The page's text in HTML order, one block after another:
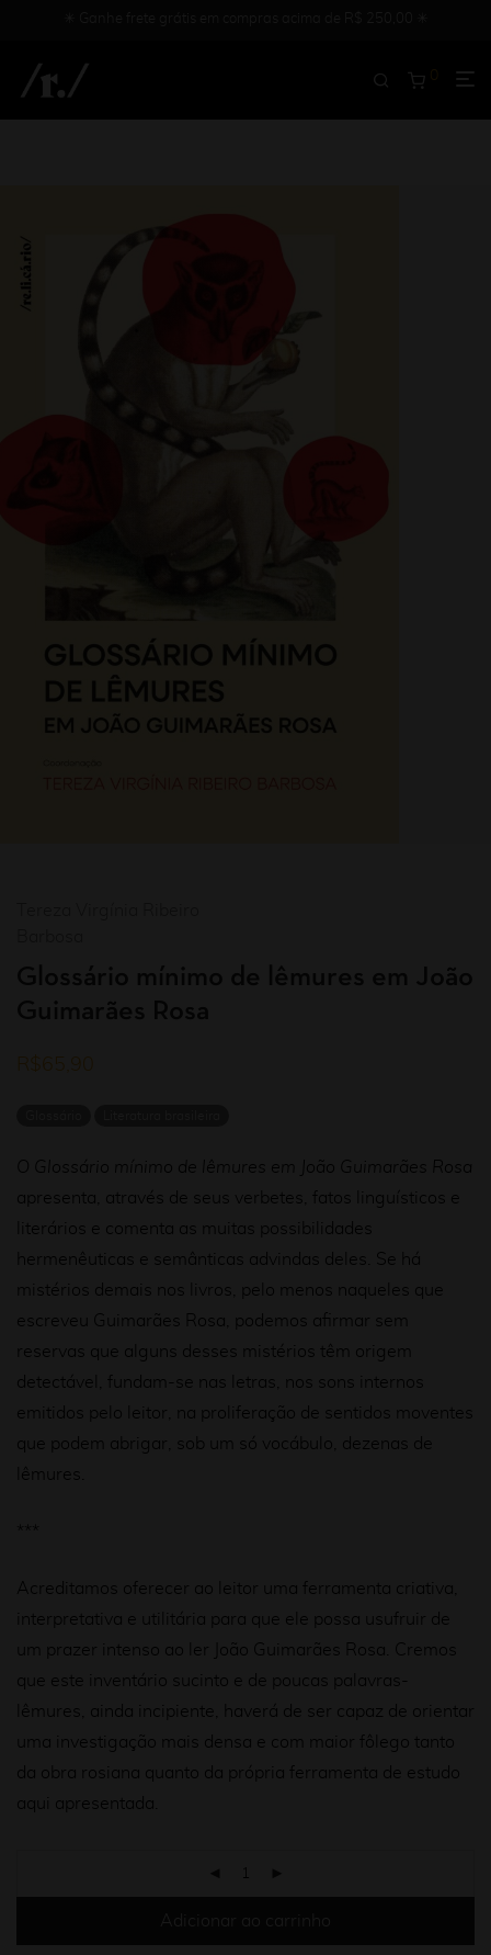
O
Glossário mínimo de lêmures em João Guimarães Rosa
apresenta, através de seus verbetes, fatos linguísticos e
literários e comenta as muitas possibilidades
hermenêuticas e semânticas advindas deles. Se há
mistérios demais nos livros, pelo menos naqueles que
escreveu Guimarães Rosa, podemos afirmar sem
reservas que alguns desses mistérios têm origem
detectável, fundam-se nas letras, nos sons internos
emitidos pelo leitor, na proliferação de sentidos moventes
que podem abrigar, sob um só vocábulo, dezenas de
lêmures.
***
Acreditamos oferecer ao leitor uma ferramenta criativa,
interpretativa e utilitária para que ele possa usufruir de
um prazer intenso ao ler João Guimarães Rosa. Cremos
que este inventário sucinto e de poucas palavras-
lêmures, ainda incipiente, haverá de ser capaz de orientar
uma investigação mais densa e com maior fôlego tanto
da obra rosiana quanto da própria ferramenta de estudo
aqui apresentada.